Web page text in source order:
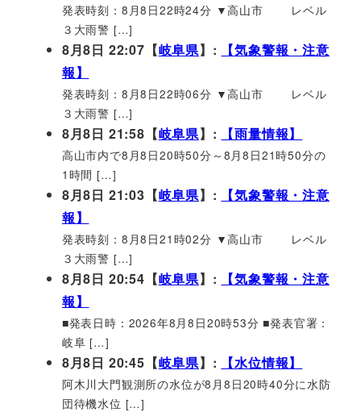
発表時刻：8月8日22時24分 ▼高山市 レベル
３大雨警 […]
8月8日 22:07【岐阜県】:
【気象警報・注意
報】
発表時刻：8月8日22時06分 ▼高山市 レベル
３大雨警 […]
8月8日 21:58【岐阜県】: 【雨量情報】
高山市内で8月8日20時50分～8月8日21時50分の
1時間 […]
8月8日 21:03【岐阜県】:
【気象警報・注意
報】
発表時刻：8月8日21時02分 ▼高山市 レベル
３大雨警 […]
8月8日 20:54【岐阜県】:
【気象警報・注意
報】
■発表日時：2026年8月8日20時53分 ■発表官署：
岐阜 […]
8月8日 20:45【岐阜県】: 【水位情報】
阿木川大門観測所の水位が8月8日20時40分に水防
団待機水位 […]